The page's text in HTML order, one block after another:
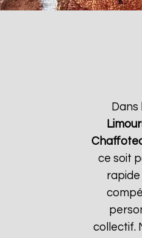
Dans
ce soit
rapide
collectif.